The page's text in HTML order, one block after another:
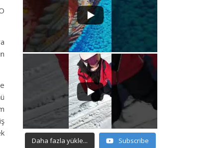
Daha fazla yükle... Subscribe